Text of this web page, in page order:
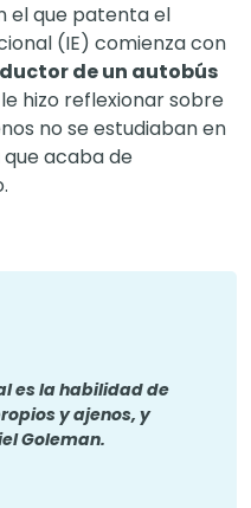
el que patenta el
(IE) comienza con
de un autobús
hizo reflexionar sobre
no se estudiaban en
acaba de
es la habilidad de
y ajenos, y
Goleman.